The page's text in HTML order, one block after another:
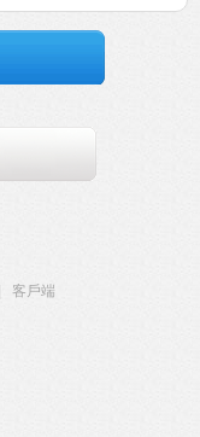
客戶端